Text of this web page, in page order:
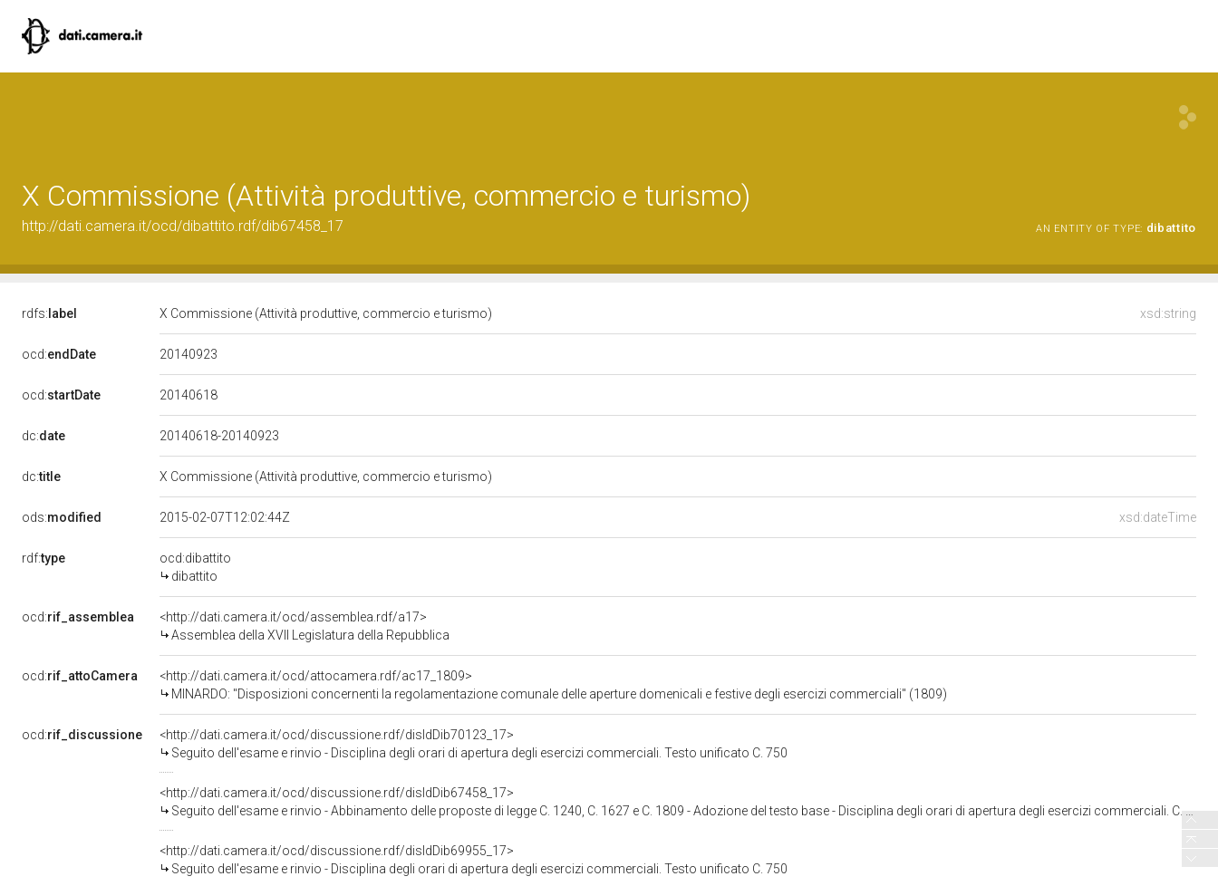
X Commissione (Attività produttive, commercio e turismo)
http://dati.camera.it/ocd/dibattito.rdf/dib67458_17 AN ENTITY OF TYPE: dibattito
rdfs: label xsd:string
X Commissione (Attività produttive, commercio e turismo)
ocd:endDate 20140923
ocd:startDate 20140618
dc:date 20140618-20140923
dc:title X Commissione (Attività produttive, commercio e turismo)
ods:modified xsd:dateTime
2015-02-07T12:02:44Z
rdf:type
ocd:dibattito
dibattito
ocd:rif_assemblea
<http://dati.camera.it/ocd/assemblea.rdf/a17>
Assemblea della XVII Legislatura della Repubblica
ocd:rif_attoCamera
<http://dati.camera.it/ocd/attocamera.rdf/ac17_1809>
MINARDO: "Disposizioni concernenti la regolamentazione comunale delle aperture domenicali e festive degli esercizi commerciali" (1809)
ocd:rif_discussione
<http://dati.camera.it/ocd/discussione.rdf/disIdDib70123_17>
Seguito dell'esame e rinvio - Disciplina degli orari di apertura degli esercizi commerciali. Testo unificato C. 750
<http://dati.camera.it/ocd/discussione.rdf/disIdDib67458_17>
Seguito dell'esame e rinvio - Abbinamento delle proposte di legge C. 1240, C. 1627 e C. 1809 - Adozione del testo base - Disciplina degli orari di apertura degli esercizi commerciali. C. 750
<http://dati.camera.it/ocd/discussione.rdf/disIdDib69955_17>
Seguito dell'esame e rinvio - Disciplina degli orari di apertura degli esercizi commerciali. Testo unificato C. 750